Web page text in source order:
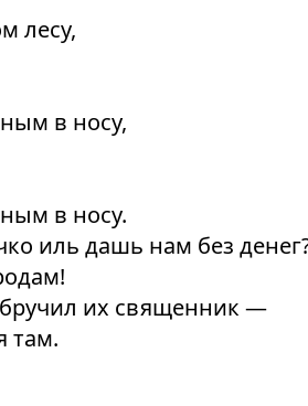
лесу,
в носу,
в носу.
иль дашь нам без
их священник —
там.